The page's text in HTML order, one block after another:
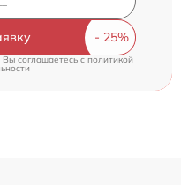
Вы соглашаетесь cполитикой